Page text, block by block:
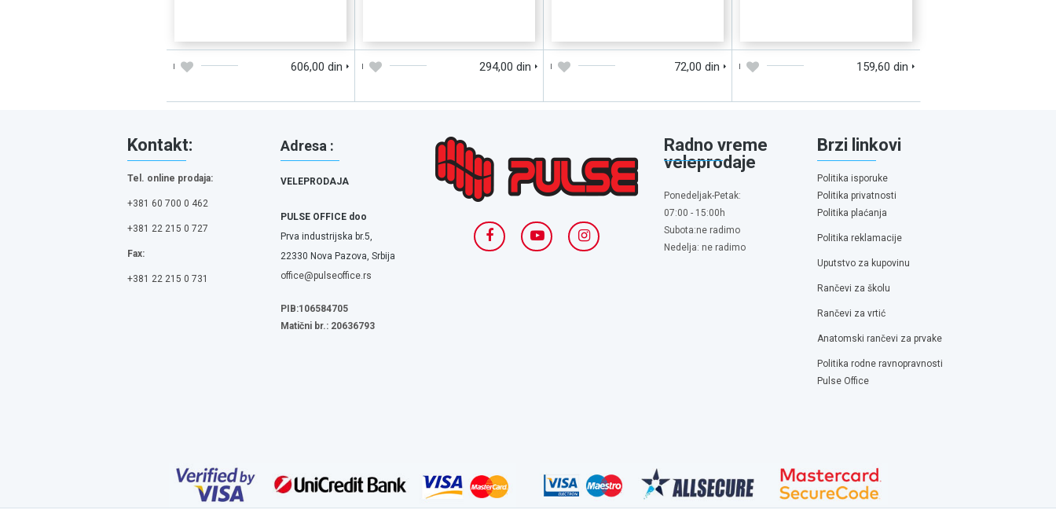
606,00 din 294,00 din 72,00 din 159,60 din
Kontakt:
Tel. online prodaja:
+381 60 700 0 462
+381 22 215 0 727
Fax:
+381 22 215 0 731
Adresa :
VELEPRODAJA
PULSE OFFICE doo
Prva industrijska br.5,
22330 Nova Pazova, Srbija
office@pulseoffice.rs
PIB:106584705
Matični br.: 20636793
Radno vreme
veleprodaje
Ponedeljak-Petak:
07:00 - 15:00h
Subota:ne radimo
Nedelja: ne radimo
Brzi linkovi
Politika isporuke
Politika privatnosti
Politika plaćanja
Politika reklamacije
Uputstvo za kupovinu
Rančevi za školu
Rančevi za vrtić
Anatomski rančevi za prvake
Politika rodne ravnopravnosti
Pulse Office